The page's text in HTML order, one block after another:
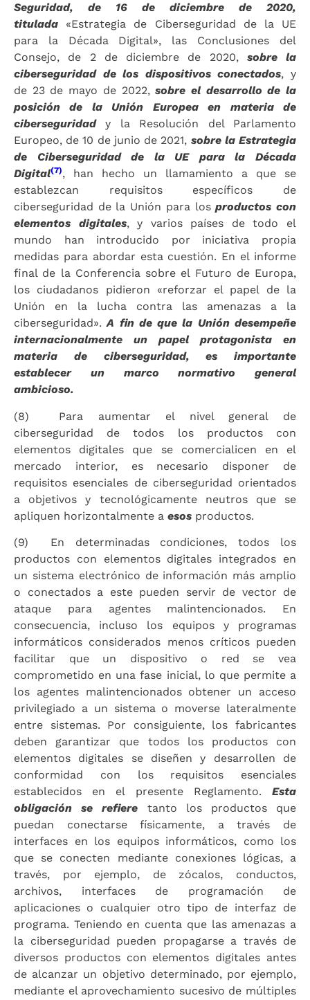
Seguridad, de 16 de diciembre de 2020,
titulada «Estrategia de Ciberseguridad de la UE
para la Década Digital», las Conclusiones del
Consejo, de 2 de diciembre de 2020, sobre la
ciberseguridad de los dispositivos conectados, y
de 23 de mayo de 2022,sobre el desarrollo de la
posición de la Unión Europea en materia de
ciberseguridady la Resolución del Parlamento
Europeo, de 10 de junio de 2021, sobre la Estrategia
de Ciberseguridad de la UE para la Década
Digital(7), han hecho un llamamiento a que se
establezcan requisitos específicos de
ciberseguridad de la Unión para losproductos con
elementos digitales, y varios países de todo el
mundo han introducido por iniciativa propia
medidas para abordar esta cuestión. En el informe
final de la Conferencia sobre el Futuro de Europa,
los ciudadanos pidieron «reforzar el papel de la
Unión en la lucha contra las amenazas a la
ciberseguridad».A fin de que la Unión desempeñe
internacionalmente un papel protagonista en
materia de ciberseguridad, es importante
establecer un marco normativo general
ambicioso.
(8) Para aumentar el nivel general de
ciberseguridad de todos los productos con
elementos digitales que se comercialicen en el
mercado interior, es necesario disponer de
requisitos esenciales de ciberseguridad orientados
a objetivos y tecnológicamente neutros que se
apliquen horizontalmente a esos productos.
(9) En determinadas condiciones, todos los
productos con elementos digitales integrados en
un sistema electrónico de información más amplio
o conectados a este pueden servir de vector de
ataque para agentes malintencionados. En
consecuencia, incluso los equipos y programas
informáticos considerados menos críticos pueden
facilitar que un dispositivo o red se vea
comprometido en una fase inicial, lo que permite a
los agentes malintencionados obtener un acceso
privilegiado a un sistema o moverse lateralmente
entre sistemas. Por consiguiente, los fabricantes
deben garantizar que todos los productos con
elementos digitales se diseñen y desarrollen de
conformidad con los requisitos esenciales
establecidos en el presente Reglamento. Esta
obligación se refiere tanto los productos que
puedan conectarse físicamente, a través de
interfaces en los equipos informáticos, como los
que se conecten mediante conexiones lógicas, a
través, por ejemplo, de zócalos, conductos,
archivos, interfaces de programación de
aplicaciones o cualquier otro tipo de interfaz de
programa. Teniendo en cuenta que las amenazas a
la ciberseguridad pueden propagarse a través de
diversos productos con elementos digitales antes
de alcanzar un objetivo determinado, por ejemplo,
mediante el aprovechamiento sucesivo de múltiples